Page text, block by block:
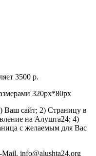
3500 р.
320px*80px
Ваш сайт; 2) Страницу в
на Алушта24; 4)
с желаемым для Вас
Mail. info@alushta24.org